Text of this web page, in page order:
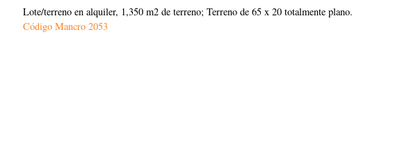
Lote/terreno en alquiler, 1,350 m2 de terreno; Terreno de 65 x 20 totalmente plano.
Código Mancro 2053